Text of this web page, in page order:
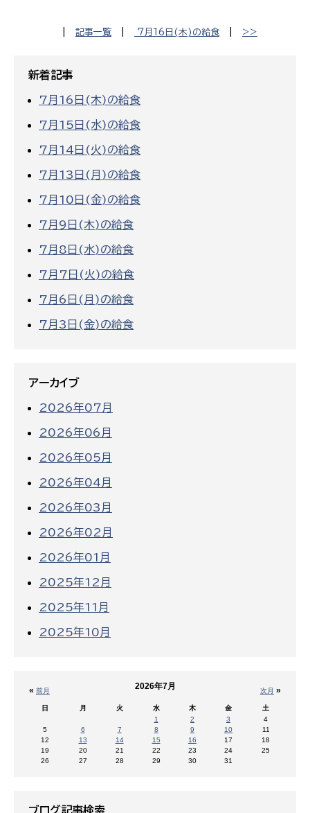
記事一覧 7月16日(木)の給食 >>
新着記事
7月16日(木)の給食
7月15日(水)の給食
7月14日(火)の給食
7月13日(月)の給食
7月10日(金)の給食
7月9日(木)の給食
7月8日(水)の給食
7月7日(火)の給食
7月6日(月)の給食
7月3日(金)の給食
アーカイブ
2026年07月
2026年06月
2026年05月
2026年04月
2026年03月
2026年02月
2026年01月
2025年12月
2025年11月
2025年10月
« 前月 次月 »
2026年7月
日 月 火 水 木 金
土
1
2 3
4
5
6 7 8 9 10
11
12
13 14 15 16 17
18
19
20 21 22 23 24
25
26
27 28 29 30 31
ブログ記事検索